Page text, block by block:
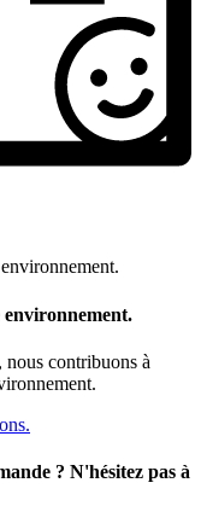
environnement.
nous contribuons à
? N'hésitez pas à